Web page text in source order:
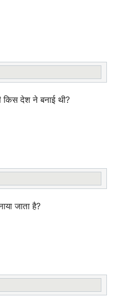
किस देश ने बनाई थी?
जाता है?